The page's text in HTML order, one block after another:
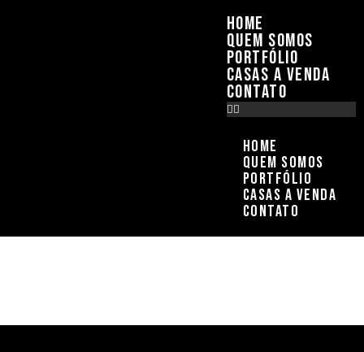
Home
Quem Somos
Portfólio
Casas a Venda
Contato
Home
Quem Somos
Portfólio
Casas a Venda
Contato